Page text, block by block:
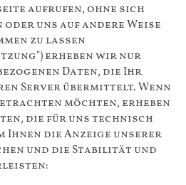
aufrufen, ohne sich
uns auf andere Weise
zu lassen
erheben wir nur
Daten, die Ihr
Server übermittelt. Wenn
möchten, erheben
die für uns technisch
die Anzeige unserer
und die Stabilität und